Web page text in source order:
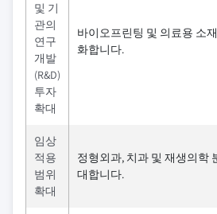
및 기
관의
연구
개발
(R&D)
투자
확대
바이오프린팅 및 의료용 소
화합니다.
임상
적용
범위
확대
정형외과, 치과 및 재생의학
대합니다.